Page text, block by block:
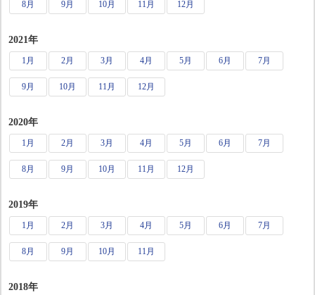
8月 9月 10月 11月 12月
2021年
1月 2月 3月 4月 5月 6月 7月
9月 10月 11月 12月
2020年
1月 2月 3月 4月 5月 6月 7月
8月 9月 10月 11月 12月
2019年
1月 2月 3月 4月 5月 6月 7月
8月 9月 10月 11月
2018年